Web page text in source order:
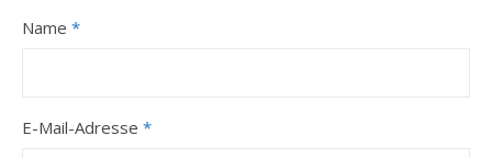
Name *
E-Mail-Adresse *